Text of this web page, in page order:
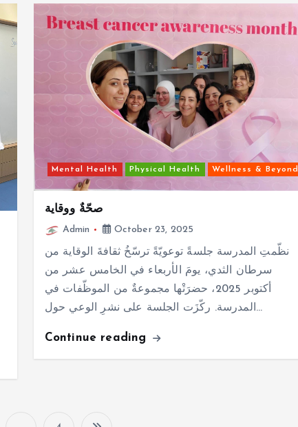
Mental Health Physical Health Wellness & Beyond
صحّةٌ ووقاية
Admin October 23, 2025
نظّمتِ المدرسة جلسةً توعويّةً ترسّخُ ثقافةَ الوقاية من
سرطان الثدي، يومَ الأربعاء في الخامس عشر من
أكتوبر 2025، حضرَتْها مجموعةٌ من الموظّفات في
المدرسة. ركّزَت الجلسة على نشرِ الوعي حول…
Continue reading